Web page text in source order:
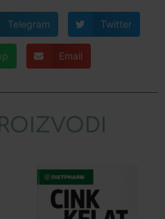
Telegram Twitter
Email